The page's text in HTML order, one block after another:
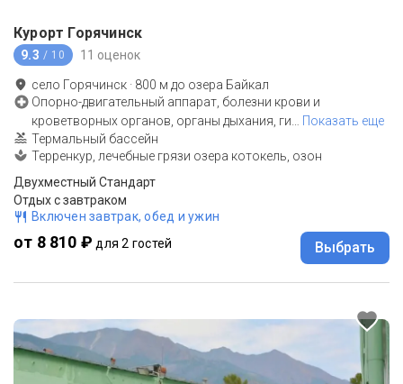
Курорт Горячинск
9.3 / 10 11 оценок
село Горячинск · 800 м до озера Байкал
Опорно-двигательный аппарат, болезни крови и
кроветворных органов, органы дыхания, ги… Показать еще
Термальный бассейн
Терренкур, лечебные грязи озера котокель, озон
Двухместный Стандарт
Отдых с завтраком
Включен завтрак, обед и ужин
от 8 810 ₽ для 2 гостей Выбрать